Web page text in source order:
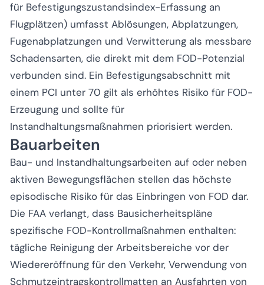
für Befestigungszustandsindex-Erfassung an
Flugplätzen) umfasst Ablösungen, Abplatzungen,
Fugenabplatzungen und Verwitterung als messbare
Schadensarten, die direkt mit dem FOD-Potenzial
verbunden sind. Ein Befestigungsabschnitt mit
einem PCI unter 70 gilt als erhöhtes Risiko für FOD-
Erzeugung und sollte für
Instandhaltungsmaßnahmen priorisiert werden.
Bauarbeiten
Bau- und Instandhaltungsarbeiten auf oder neben
aktiven Bewegungsflächen stellen das höchste
episodische Risiko für das Einbringen von FOD dar.
Die FAA verlangt, dass Bausicherheitspläne
spezifische FOD-Kontrollmaßnahmen enthalten:
tägliche Reinigung der Arbeitsbereiche vor der
Wiedereröffnung für den Verkehr, Verwendung von
Schmutzeintragskontrollmatten an Ausfahrten von